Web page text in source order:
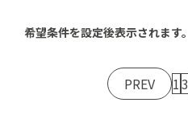
希望条件を設定後表示されます。
PREV 13